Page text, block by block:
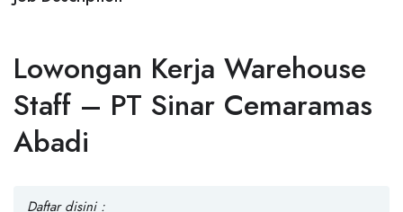
Lowongan Kerja Warehouse
Staff – PT Sinar Cemaramas
Abadi
Daftar disini :